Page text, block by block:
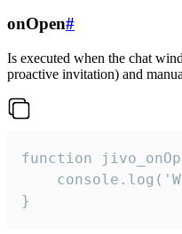
onOpen#
Is executed when the chat
proactive invitation) and
function
}